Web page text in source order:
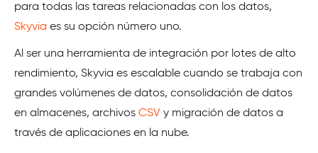
para todas las tareas relacionadas con los datos,
Skyvia es su opción número uno.
Al ser una herramienta de integración por lotes de alto
rendimiento, Skyvia es escalable cuando se trabaja con
grandes volúmenes de datos, consolidación de datos
en almacenes, archivos CSV y migración de datos a
través de aplicaciones en la nube.